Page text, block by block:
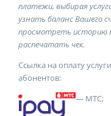
платежи, выбирая
узнать баланс Вашего
просмотреть историю
распечатать чек.
Ссылка на оплату услуги
абонентов:
—